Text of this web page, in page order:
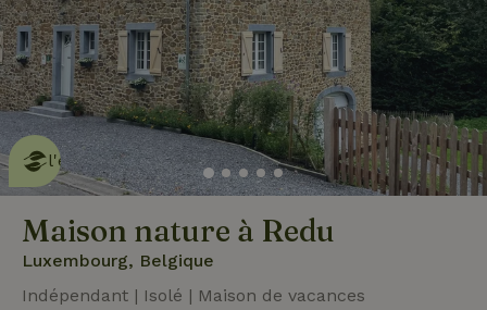
Cette Maison Nature fait de
l'effeten savoir plus
Maison nature à Redu
Luxembourg, Belgique
Indépendant | Isolé | Maison de vacances